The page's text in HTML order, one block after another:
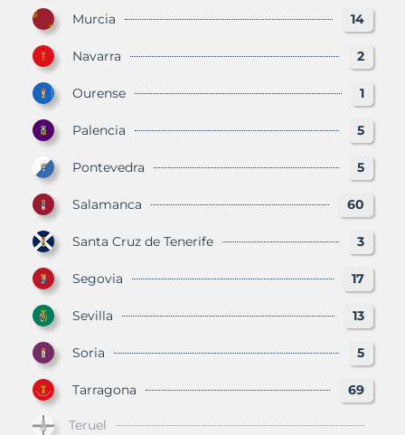
Murcia 14
Navarra 2
Ourense 1
Palencia 5
Pontevedra 5
Salamanca 60
Santa Cruz de Tenerife 3
Segovia 17
Sevilla 13
Soria 5
Tarragona 69
Teruel